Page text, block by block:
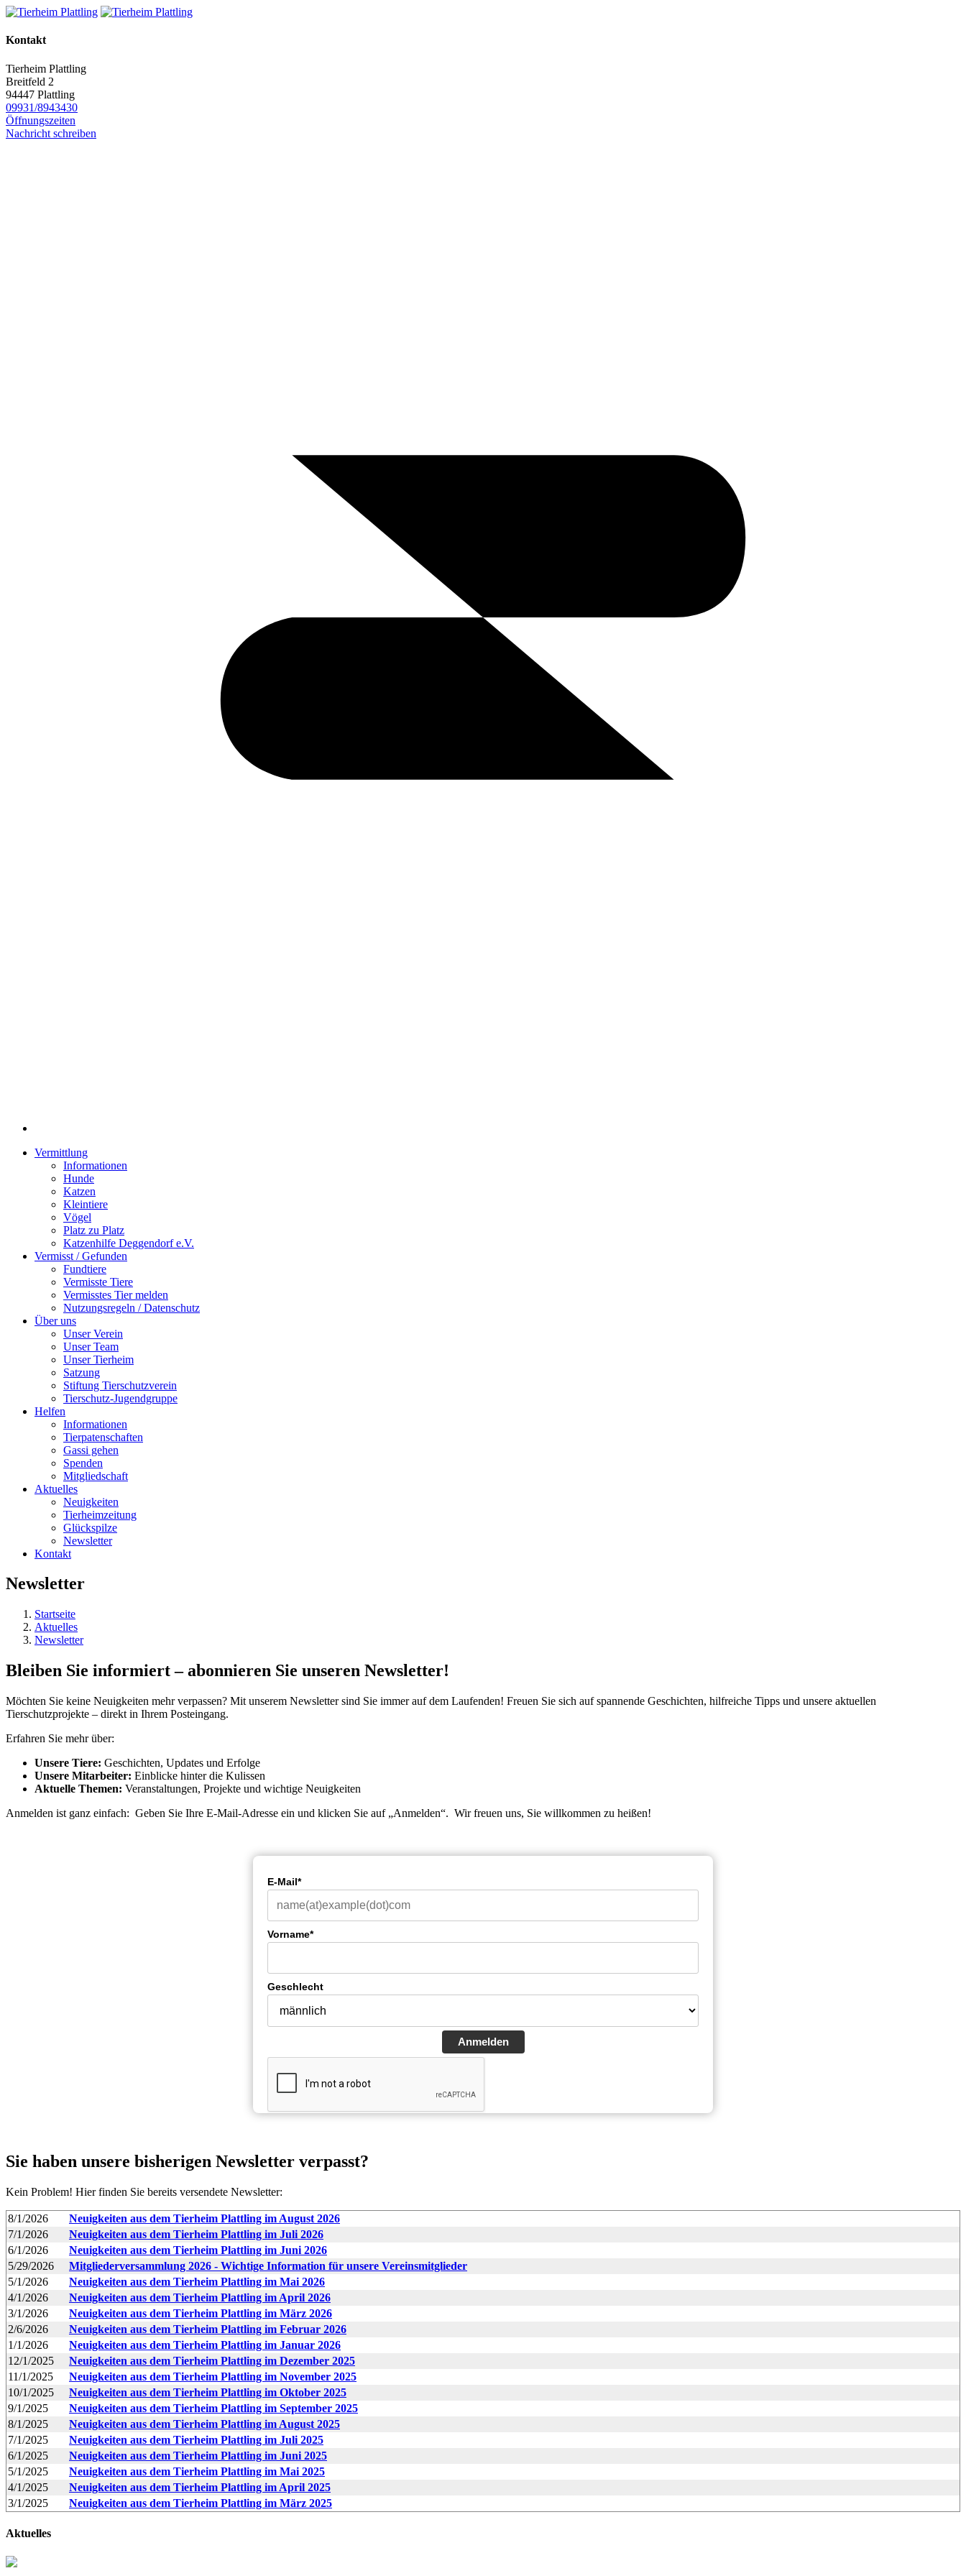
Kontakt
Tierheim Plattling
Breitfeld 2
94447 Plattling
09931/8943430
Öffnungszeiten
Nachricht schreiben
Vermittlung
Informationen
Hunde
Katzen
Kleintiere
Vögel
Platz zu Platz
Katzenhilfe Deggendorf e.V.
Vermisst / Gefunden
Fundtiere
Vermisste Tiere
Vermisstes Tier melden
Nutzungsregeln / Datenschutz
Über uns
Unser Verein
Unser Team
Unser Tierheim
Satzung
Stiftung Tierschutzverein
Tierschutz-Jugendgruppe
Helfen
Informationen
Tierpatenschaften
Gassi gehen
Spenden
Mitgliedschaft
Aktuelles
Neuigkeiten
Tierheimzeitung
Glückspilze
Newsletter
Kontakt
Newsletter
Startseite
Aktuelles
Newsletter
Bleiben Sie informiert – abonnieren Sie unseren Newsletter!
Möchten Sie keine Neuigkeiten mehr verpassen? Mit unserem Newsletter sind Sie immer auf dem Laufenden! Freuen Sie sich auf spannende Geschichten, hilfreiche Tipps und unsere aktuellen
Tierschutzprojekte – direkt in Ihrem Posteingang.
Erfahren Sie mehr über:
Unsere Tiere: Geschichten, Updates und Erfolge
Unsere Mitarbeiter: Einblicke hinter die Kulissen
Aktuelle Themen: Veranstaltungen, Projekte und wichtige Neuigkeiten
Anmelden ist ganz einfach: Geben Sie Ihre E-Mail-Adresse ein und klicken Sie auf „Anmelden“. Wir freuen uns, Sie willkommen zu heißen!
E-Mail*
Vorname*
Geschlecht
Anmelden
Sie haben unsere bisherigen Newsletter verpasst?
Kein Problem! Hier finden Sie bereits versendete Newsletter:
8/1/2026
Neuigkeiten aus dem Tierheim Plattling im August 2026
7/1/2026
Neuigkeiten aus dem Tierheim Plattling im Juli 2026
6/1/2026
Neuigkeiten aus dem Tierheim Plattling im Juni 2026
5/29/2026
Mitgliederversammlung 2026 - Wichtige Information für unsere Vereinsmitglieder
5/1/2026
Neuigkeiten aus dem Tierheim Plattling im Mai 2026
4/1/2026
Neuigkeiten aus dem Tierheim Plattling im April 2026
3/1/2026
Neuigkeiten aus dem Tierheim Plattling im März 2026
2/6/2026
Neuigkeiten aus dem Tierheim Plattling im Februar 2026
1/1/2026
Neuigkeiten aus dem Tierheim Plattling im Januar 2026
12/1/2025
Neuigkeiten aus dem Tierheim Plattling im Dezember 2025
11/1/2025
Neuigkeiten aus dem Tierheim Plattling im November 2025
10/1/2025
Neuigkeiten aus dem Tierheim Plattling im Oktober 2025
9/1/2025
Neuigkeiten aus dem Tierheim Plattling im September 2025
8/1/2025
Neuigkeiten aus dem Tierheim Plattling im August 2025
7/1/2025
Neuigkeiten aus dem Tierheim Plattling im Juli 2025
6/1/2025
Neuigkeiten aus dem Tierheim Plattling im Juni 2025
5/1/2025
Neuigkeiten aus dem Tierheim Plattling im Mai 2025
4/1/2025
Neuigkeiten aus dem Tierheim Plattling im April 2025
3/1/2025
Neuigkeiten aus dem Tierheim Plattling im März 2025
Aktuelles